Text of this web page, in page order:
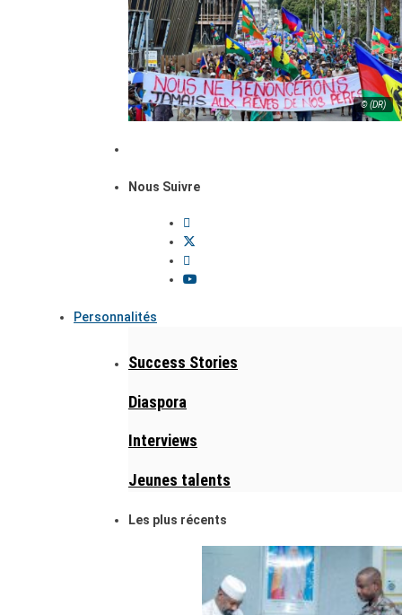
© (DR)
Nous Suivre
Personnalités
Success Stories
Diaspora
Interviews
Jeunes talents
Les plus récents